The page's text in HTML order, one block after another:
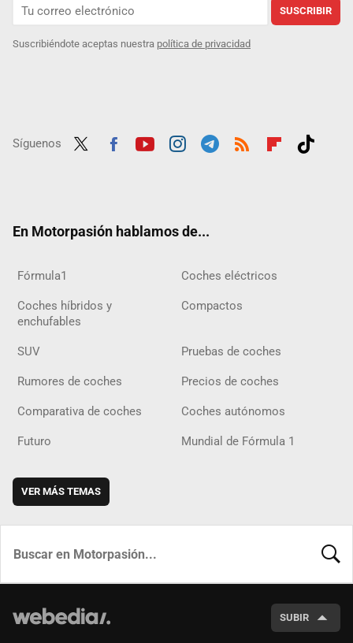
SUSCRIBIR
Suscribiéndote aceptas nuestra política de privacidad
Síguenos
En Motorpasión hablamos de...
Fórmula1 Coches eléctricos
Coches híbridos y
enchufables
Compactos
SUV Pruebas de coches
Rumores de coches Precios de coches
Comparativa de coches Coches autónomos
Futuro Mundial de Fórmula 1
VER MÁS TEMAS
SUBIR